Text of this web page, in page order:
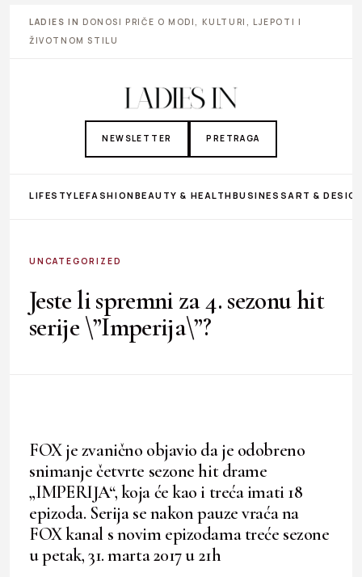
LADIES IN DONOSI PRIČE O MODI, KULTURI, LJEPOTI I
ŽIVOTNOM STILU
NEWSLETTER PRETRAGA
LIFESTYLEFASHIONBEAUTY & HEALTHBUSINESS ART &
UNCATEGORIZED
Jeste li spremni za 4. sezonu hit
serije \”Imperija\”?
FOX je zvanično objavio da je odobreno
snimanje četvrte sezone hit drame
„IMPERIJA“, koja će kao i treća imati 18
epizoda. Serija se nakon pauze vraća na
FOX kanal s novim epizodama treće sezone
u petak, 31. marta 2017 u 21h